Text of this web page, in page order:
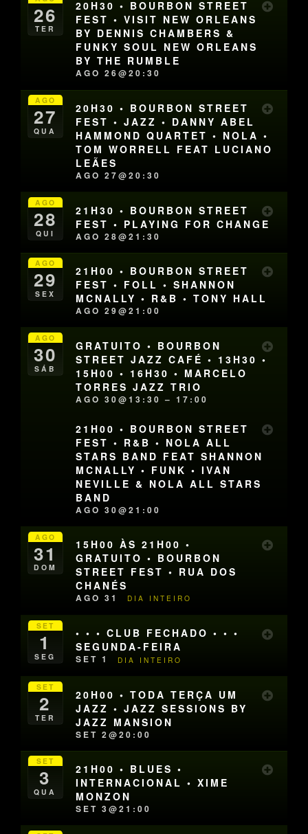
26
TER
20H30 • BOURBON STREET
FEST • VISIT NEW ORLEANS
BY DENNIS CHAMBERS &
FUNKY SOUL NEW ORLEANS
BY THE RUMBLE
AGO 26@20:30
AGO
27
QUA
20H30 • BOURBON STREET
FEST • JAZZ • DANNY ABEL
HAMMOND QUARTET • NOLA •
TOM WORRELL FEAT LUCIANO
LEÃES
AGO 27@20:30
AGO
28
QUI
21H30 • BOURBON STREET
FEST • PLAYING FOR CHANGE
AGO 28@21:30
AGO
29
SEX
21H00 • BOURBON STREET
FEST • FOLL • SHANNON
MCNALLY • R&B • TONY HALL
AGO 29@21:00
AGO
30
SÁB
GRATUITO • BOURBON
STREET JAZZ CAFÉ • 13H30 •
15H00 • 16H30 • MARCELO
TORRES JAZZ TRIO
AGO 30@13:30 – 17:00
21H00 • BOURBON STREET
FEST • R&B • NOLA ALL
STARS BAND FEAT SHANNON
MCNALLY • FUNK • IVAN
NEVILLE & NOLA ALL STARS
BAND
AGO 30@21:00
AGO
31
DOM
15H00 ÀS 21H00 •
GRATUITO • BOURBON
STREET FEST • RUA DOS
CHANÉS
AGO 31 DIA INTEIRO
SET
1
SEG
• • • CLUB FECHADO • • •
SEGUNDA-FEIRA
SET 1 DIA INTEIRO
SET
2
TER
20H00 • TODA TERÇA UM
JAZZ • JAZZ SESSIONS BY
JAZZ MANSION
SET 2@20:00
SET
3
QUA
21H00 • BLUES •
INTERNACIONAL • XIME
MONZON
SET 3@21:00